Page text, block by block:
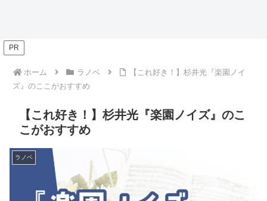
PR
ホーム ラノベ
【これ好き！】杉井光『楽園ノイ
ズ』のここがおすすめ
【これ好き！】杉井光『楽園ノイズ』のこ
こがおすすめ
ラノベ